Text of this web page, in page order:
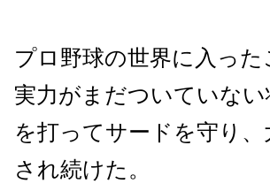
プロ野球の世界に入っ
実力がまだついていな
を打ってサードを守り
され続けた。